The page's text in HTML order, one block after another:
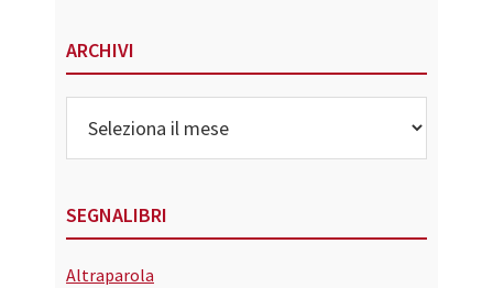
ARCHIVI
SEGNALIBRI
Altraparola